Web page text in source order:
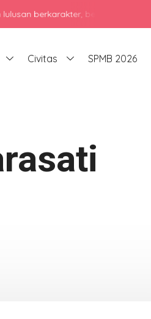
berkarakter, berprestasi, dan
Civitas SPMB 2026